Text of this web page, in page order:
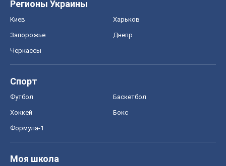
Регионы Украины
Киев Харьков
Запорожье Днепр
Черкассы
Спорт
Футбол Баскетбол
Хоккей Бокс
Формула-1
Моя школа